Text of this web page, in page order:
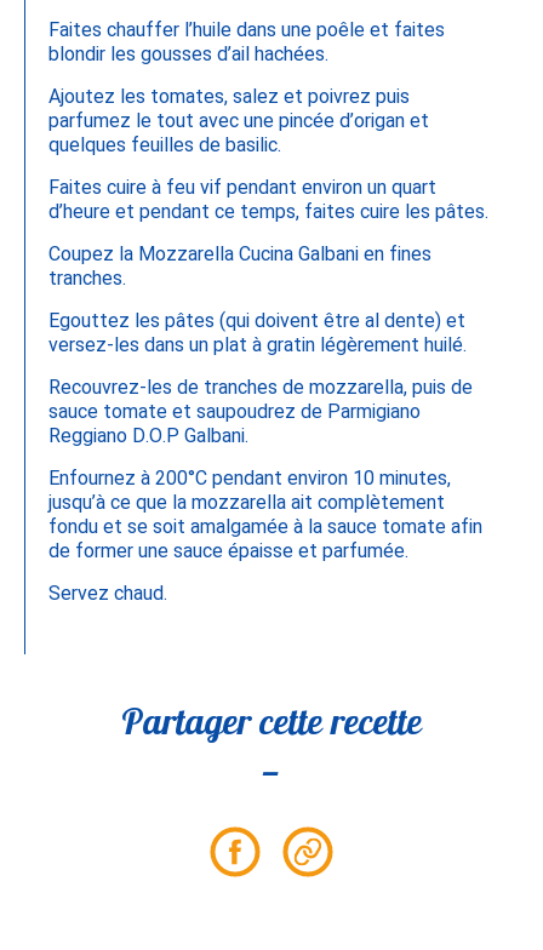
Faites chauffer l’huile dans une poêle et faites
blondir les gousses d’ail hachées.
Ajoutez les tomates, salez et poivrez puis
parfumez le tout avec une pincée d’origan et
quelques feuilles de basilic.
Faites cuire à feu vif pendant environ un quart
d’heure et pendant ce temps, faites cuire les pâtes.
Coupez la Mozzarella Cucina Galbani en fines
tranches.
Egouttez les pâtes (qui doivent être al dente) et
versez-les dans un plat à gratin légèrement huilé.
Recouvrez-les de tranches de mozzarella, puis de
sauce tomate et saupoudrez de Parmigiano
Reggiano D.O.P Galbani.
Enfournez à 200°C pendant environ 10 minutes,
jusqu’à ce que la mozzarella ait complètement
fondu et se soit amalgamée à la sauce tomate afin
de former une sauce épaisse et parfumée.
Servez chaud.
Partager cette recette
Partager
sur
Partager
le